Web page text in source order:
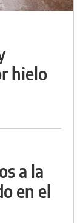
hielo
a la
en el